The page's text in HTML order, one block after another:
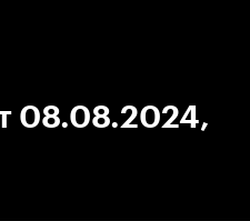
08.08.2024,